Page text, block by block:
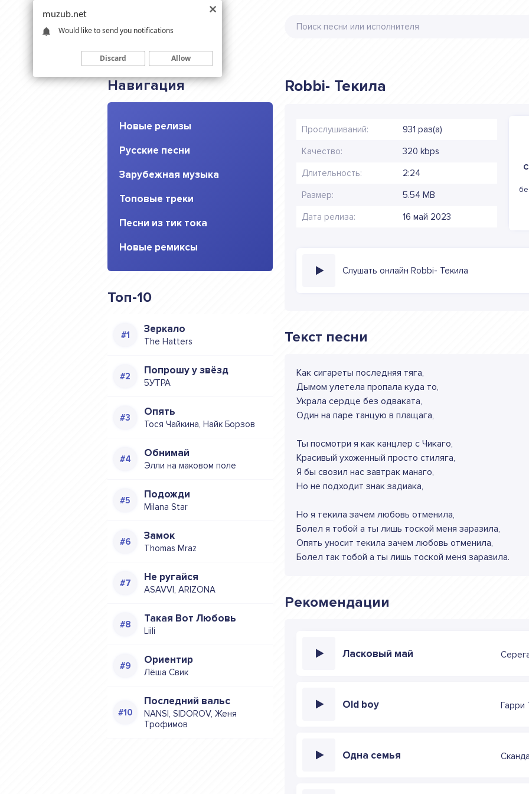
Навигация
Новые релизы
Русские песни
Зарубежная музыка
Топовые треки
Песни из тик тока
Новые ремиксы
Топ-10
Зеркало
The Hatters
Попрошу у звёзд
5УТРА
Опять
Тося Чайкина, Найк Борзов
Обнимай
Элли на маковом поле
Подожди
Milana Star
Замок
Thomas Mraz
Не ругайся
ASAVVI, ARIZONA
Такая Вот Любовь
Liili
Ориентир
Лёша Свик
Последний вальс
NANSI, SIDOROV, Женя
Трофимов
Robbi- Текила
Прослушиваний: 931 раз(а)
Качество: 320 kbps
Длительность: 2:24
Размер: 5.54 MB
Дата релиза: 16 май 2023
Слушать онлайн Robbi- Текила
Текст песни
Как сигареты последняя тяга,
Дымом улетела пропала куда то,
Украла сердце без одваката,
Один на паре танцую в плащага,
Ты посмотри я как канцлер с Чикаго,
Красивый ухоженный просто стиляга,
Я бы свозил нас завтрак манаго,
Но не подходит знак задиака,
Но я текила зачем любовь отменила,
Болел я тобой а ты лишь тоской меня заразила,
Опять уносит текила зачем любовь отменила,
Болел так тобой а ты лишь тоской меня заразила.
Рекомендации
Ласковый май
Old boy Гарри
Одна семья
muzub.net
Would like to send you notifications
Discard Allow